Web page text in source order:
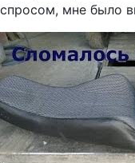
спросом, мне было